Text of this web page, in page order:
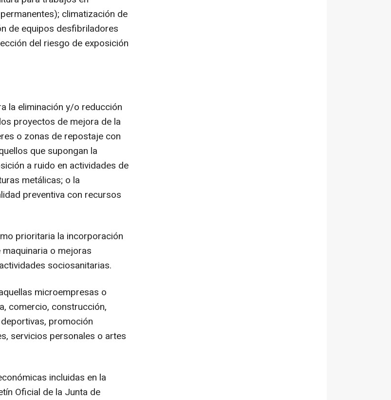
climatización de
de equipos desfibriladores
del riesgo de exposición
la eliminación y/o reducción
proyectos de mejora de la
o zonas de repostaje con
que supongan la
a ruido en actividades de
metálicas; o la
preventiva con recursos
prioritaria la incorporación
o mejoras
sociosanitarias.
microempresas o
comercio, construcción,
promoción
servicios personales o artes
incluidas en la
Oficial de la Junta de